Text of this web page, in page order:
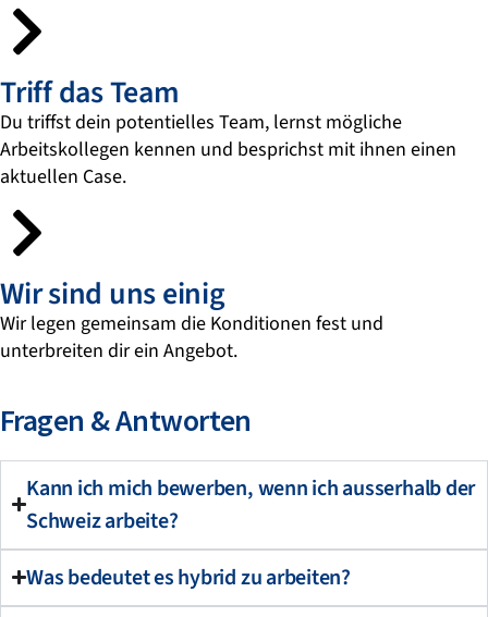
Triff das Team
Du triffst dein potentielles Team, lernst mögliche
Arbeitskollegen kennen und besprichst mit ihnen einen
aktuellen Case.
Wir sind uns einig
Wir legen gemeinsam die Konditionen fest und
unterbreiten dir ein Angebot.
Fragen & Antworten
Kann ich mich bewerben, wenn ich ausserhalb der
Schweiz arbeite?
Was bedeutet es hybrid zu arbeiten?